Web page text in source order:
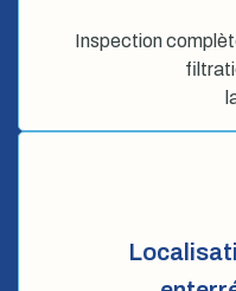
Inspection